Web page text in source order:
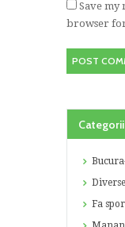
Save my
browser
Categorii
Diverse
Fa